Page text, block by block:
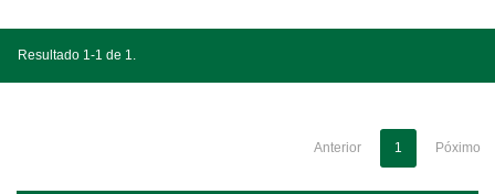
Resultado 1-1 de 1.
Anterior 1 Póximo